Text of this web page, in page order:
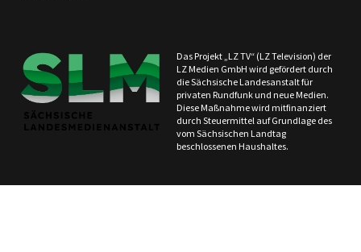
Das Projekt „LZ TV“ (LZ Television) der
LZ Medien GmbH wird gefördert durch
die Sächsische Landesanstalt für
privaten Rundfunk und neue Medien.
Diese Maßnahme wird mitfinanziert
durch Steuermittel auf Grundlage des
vom Sächsischen Landtag
beschlossenen Haushaltes.